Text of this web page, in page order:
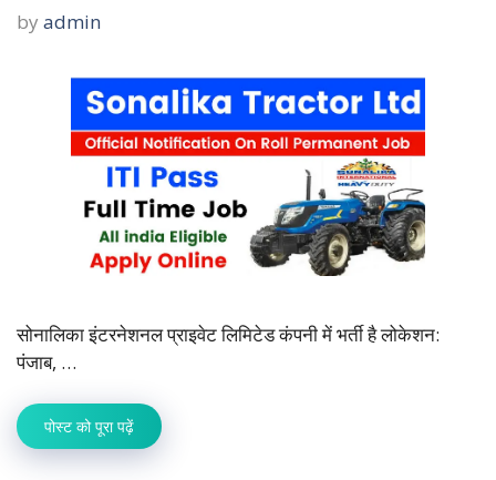
by admin
सोनालिका इंटरनेशनल प्राइवेट लिमिटेड कंपनी में भर्ती है लोकेशन:
पंजाब, …
पोस्ट को पूरा पढ़ें